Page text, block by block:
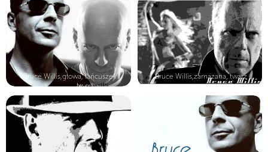
Bruce Willis,głowa, łańcuszek Bruce Willis,zamazana, twarz